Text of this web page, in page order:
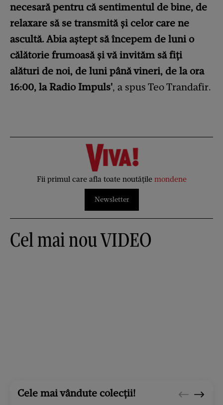
necesară pentru că sentimentul de bine, de
relaxare să se transmită și celor care ne
ascultă. Abia aștept să începem de luni o
călătorie frumoasă și vă invităm să fiți
alături de noi, de luni până vineri, de la ora
16:00, la Radio Impuls', a spus Teo Trandafir.
Fii primul care afla toate noutățile mondene
Newsletter
Cel mai nou VIDEO
Cele mai vândute colecții!